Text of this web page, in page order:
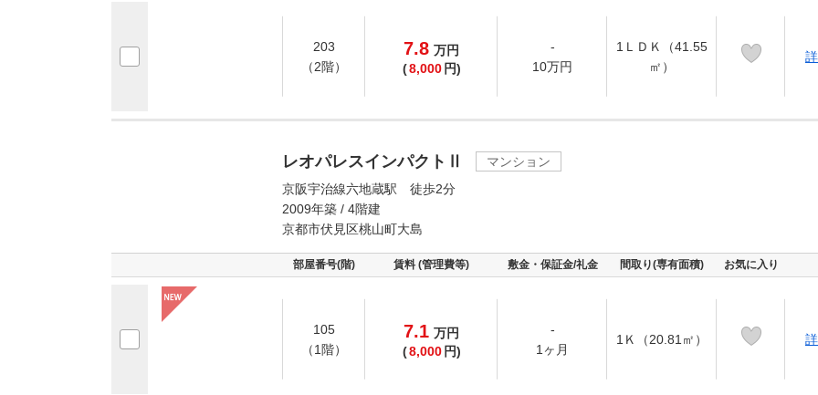
203
（2階）
7.8 万円
(8,000 円)
-
10万円
1ＬＤＫ（41.55
㎡）
レオパレスインパクトⅡ
マンション
京阪宇治線六地蔵駅 徒歩2分
2009年築 / 4階建
京都市伏見区桃山町大島
部屋番号(階) 賃料 (管理費等) 敷金・保証金/礼金 間取り(専有面積) お気に入り
105
（1階）
7.1 万円
(8,000 円)
-
1ヶ月
1Ｋ（20.81㎡）